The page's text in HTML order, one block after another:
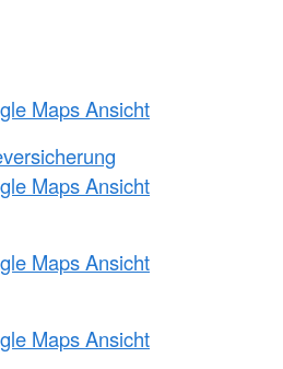
Maps Ansicht
Maps Ansicht
Maps Ansicht
Maps Ansicht